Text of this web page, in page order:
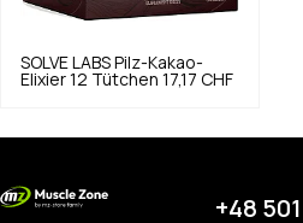
SOLVE LABS Pilz-Kakao-
Elixier 12 Tütchen 17,17 CHF
+48 501